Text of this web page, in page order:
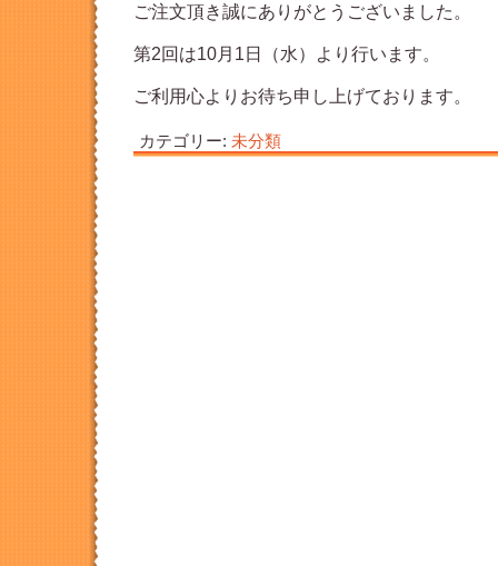
ご注文頂き誠にありがとうございました。
第2回は10月1日（水）より行います。
ご利用心よりお待ち申し上げております。
カテゴリー: 未分類